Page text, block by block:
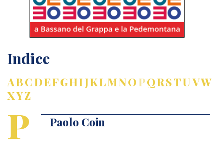
Indice
ABCDEFGHIJKLMNOPQRSTUVW
XYZ
P Paolo Coin